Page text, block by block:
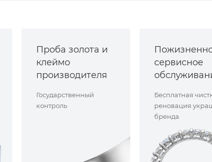
Проба золота и
клеймо
производителя
Государственный
контроль
сервисное
Бесплатная
реновация
бренда